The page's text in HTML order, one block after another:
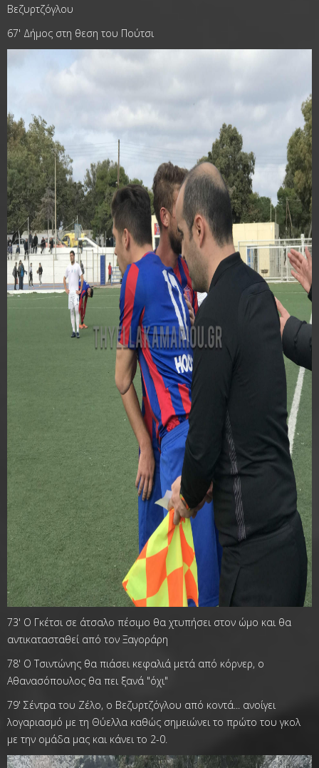
Βεζυρτζόγλου
67' Δήμος στη θεση του Πούτσι
73' Ο Γκέτσι σε άτσαλο πέσιμο θα χτυπήσει στον ώμο και θα
αντικατασταθεί από τον Ξαγοράρη
78' Ο Τσιντώνης θα πιάσει κεφαλιά μετά από κόρνερ, ο
Αθανασόπουλος θα πει ξανά "όχι"
79' Σέντρα του Ζέλο, ο Βεζυρτζόγλου από κοντά... ανοίγει
λογαριασμό με τη Θύελλα καθώς σημειώνει το πρώτο του γκολ
με την ομάδα μας και κάνει το 2-0.